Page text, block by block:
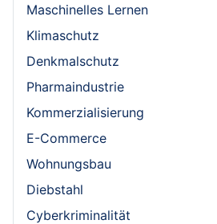
Maschinelles Lernen
Klimaschutz
Denkmalschutz
Pharmaindustrie
Kommerzialisierung
E-Commerce
Wohnungsbau
Diebstahl
Cyberkriminalität